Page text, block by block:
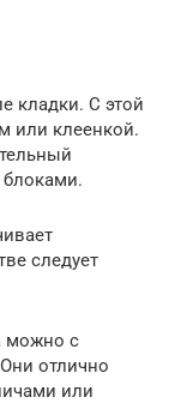
кладки. С этой
или клеенкой.
следует
можно с
отлично
или